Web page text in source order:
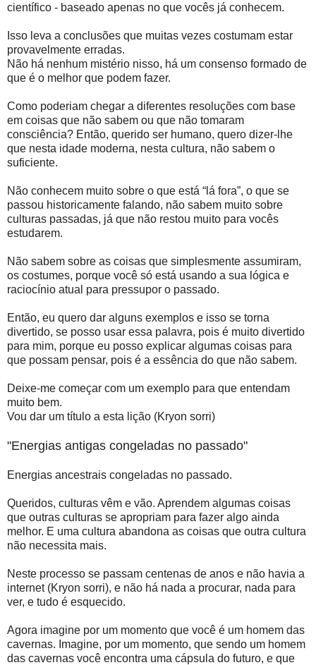
científico - baseado apenas no que vocês já conhecem.
Isso leva a conclusões que muitas vezes costumam estar
provavelmente erradas.
Não há nenhum mistério nisso, há um consenso formado de
que é o melhor que podem fazer.
Como poderiam chegar a diferentes resoluções com base
em coisas que não sabem ou que não tomaram
consciência? Então, querido ser humano, quero dizer-lhe
que nesta idade moderna, nesta cultura, não sabem o
suficiente.
Não conhecem muito sobre o que está “lá fora”, o que se
passou historicamente falando, não sabem muito sobre
culturas passadas, já que não restou muito para vocês
estudarem.
Não sabem sobre as coisas que simplesmente assumiram,
os costumes, porque você só está usando a sua lógica e
raciocínio atual para pressupor o passado.
Então, eu quero dar alguns exemplos e isso se torna
divertido, se posso usar essa palavra, pois é muito divertido
para mim, porque eu posso explicar algumas coisas para
que possam pensar, pois é a essência do que não sabem.
Deixe-me começar com um exemplo para que entendam
muito bem.
Vou dar um título a esta lição (Kryon sorri)
"Energias antigas congeladas no passado"
Energias ancestrais congeladas no passado.
Queridos, culturas vêm e vão. Aprendem algumas coisas
que outras culturas se apropriam para fazer algo ainda
melhor. E uma cultura abandona as coisas que outra cultura
não necessita mais.
Neste processo se passam centenas de anos e não havia a
internet (Kryon sorri), e não há nada a procurar, nada para
ver, e tudo é esquecido.
Agora imagine por um momento que você é um homem das
cavernas. Imagine, por um momento, que sendo um homem
das cavernas você encontra uma cápsula do futuro, e que